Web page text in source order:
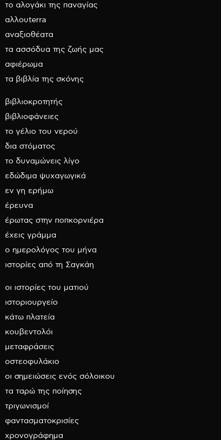
το αλογάκι της παναγίας
αλλουterra
αναξιοθέατα
τα ασσόδυα της ζωής μας
αφιέρωμα
τα βιβλία της σκόνης
βιβλιοκροτητής
βιβλιοφάνειες
το γέλιο του νερού
δια στόματος
το δυναμώνεις λίγο
εδώδιμα ψυχαγωγικά
εν γη ερήμω
έρευνα
έρωτας στην ποπκορνιέρα
έχεις γράμμα
ο ημερολόγος του μήνα
ιστορίες από τη Σαγκάη
οι ιστορίες του ματιού
ιστοριουργείο
κάτω πλατεία
κουβεντολόι
μεταφράσεις
οστεοφυλάκιο
οι σημειώσεις ενός σόλοικου
τα ταρώ της ποίησης
τριγωνισμοί
φαντασματοκρισίες
χρονογράφημα